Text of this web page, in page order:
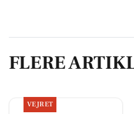
FLERE
VEJRET